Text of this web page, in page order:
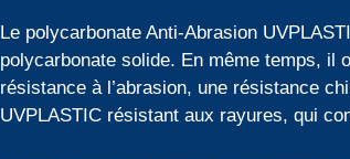
Le polycarbonate Anti-Abrasion
polycarbonate solide. En même temps, il
résistance à l’abrasion, une résistance
UVPLASTIC résistant aux rayures, qui